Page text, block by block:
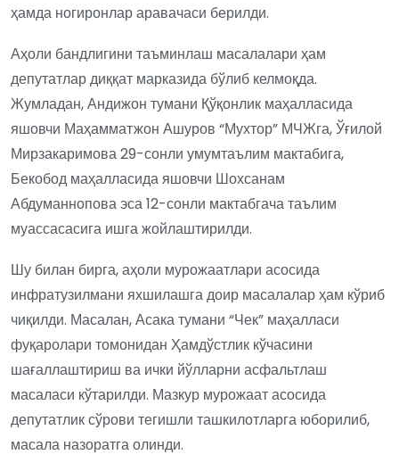
ҳамда ногиронлар аравачаси берилди.
Аҳоли бандлигини таъминлаш масалалари ҳам
депутатлар диққат марказида бўлиб келмоқда.
Жумладан, Андижон тумани Қўқонлик маҳалласида
яшовчи Маҳамматжон Ашуров “Мухтор” МЧЖга, Ўғилой
Мирзакаримова 29-сонли умумтаълим мактабига,
Бекобод маҳалласида яшовчи Шохсанам
Абдуманнопова эса 12-сонли мактабгача таълим
муассасасига ишга жойлаштирилди.
Шу билан бирга, аҳоли мурожаатлари асосида
инфратузилмани яхшилашга доир масалалар ҳам кўриб
чиқилди. Масалан, Асака тумани “Чек” маҳалласи
фуқаролари томонидан Ҳамдўстлик кўчасини
шағаллаштириш ва ички йўлларни асфальтлаш
масаласи кўтарилди. Мазкур мурожаат асосида
депутатлик сўрови тегишли ташкилотларга юборилиб,
масала назоратга олинди.